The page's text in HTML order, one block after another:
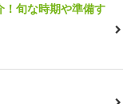
！旬な時期や準備す